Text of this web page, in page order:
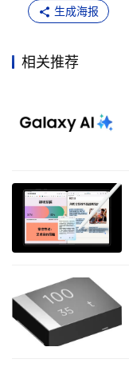
生成海报
相关推荐